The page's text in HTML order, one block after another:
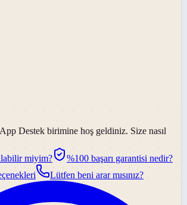
Destek birimine hoş geldiniz. Size nasıl
miyim?
%100 başarı garantisi nedir?
Lütfen beni arar mısınız?